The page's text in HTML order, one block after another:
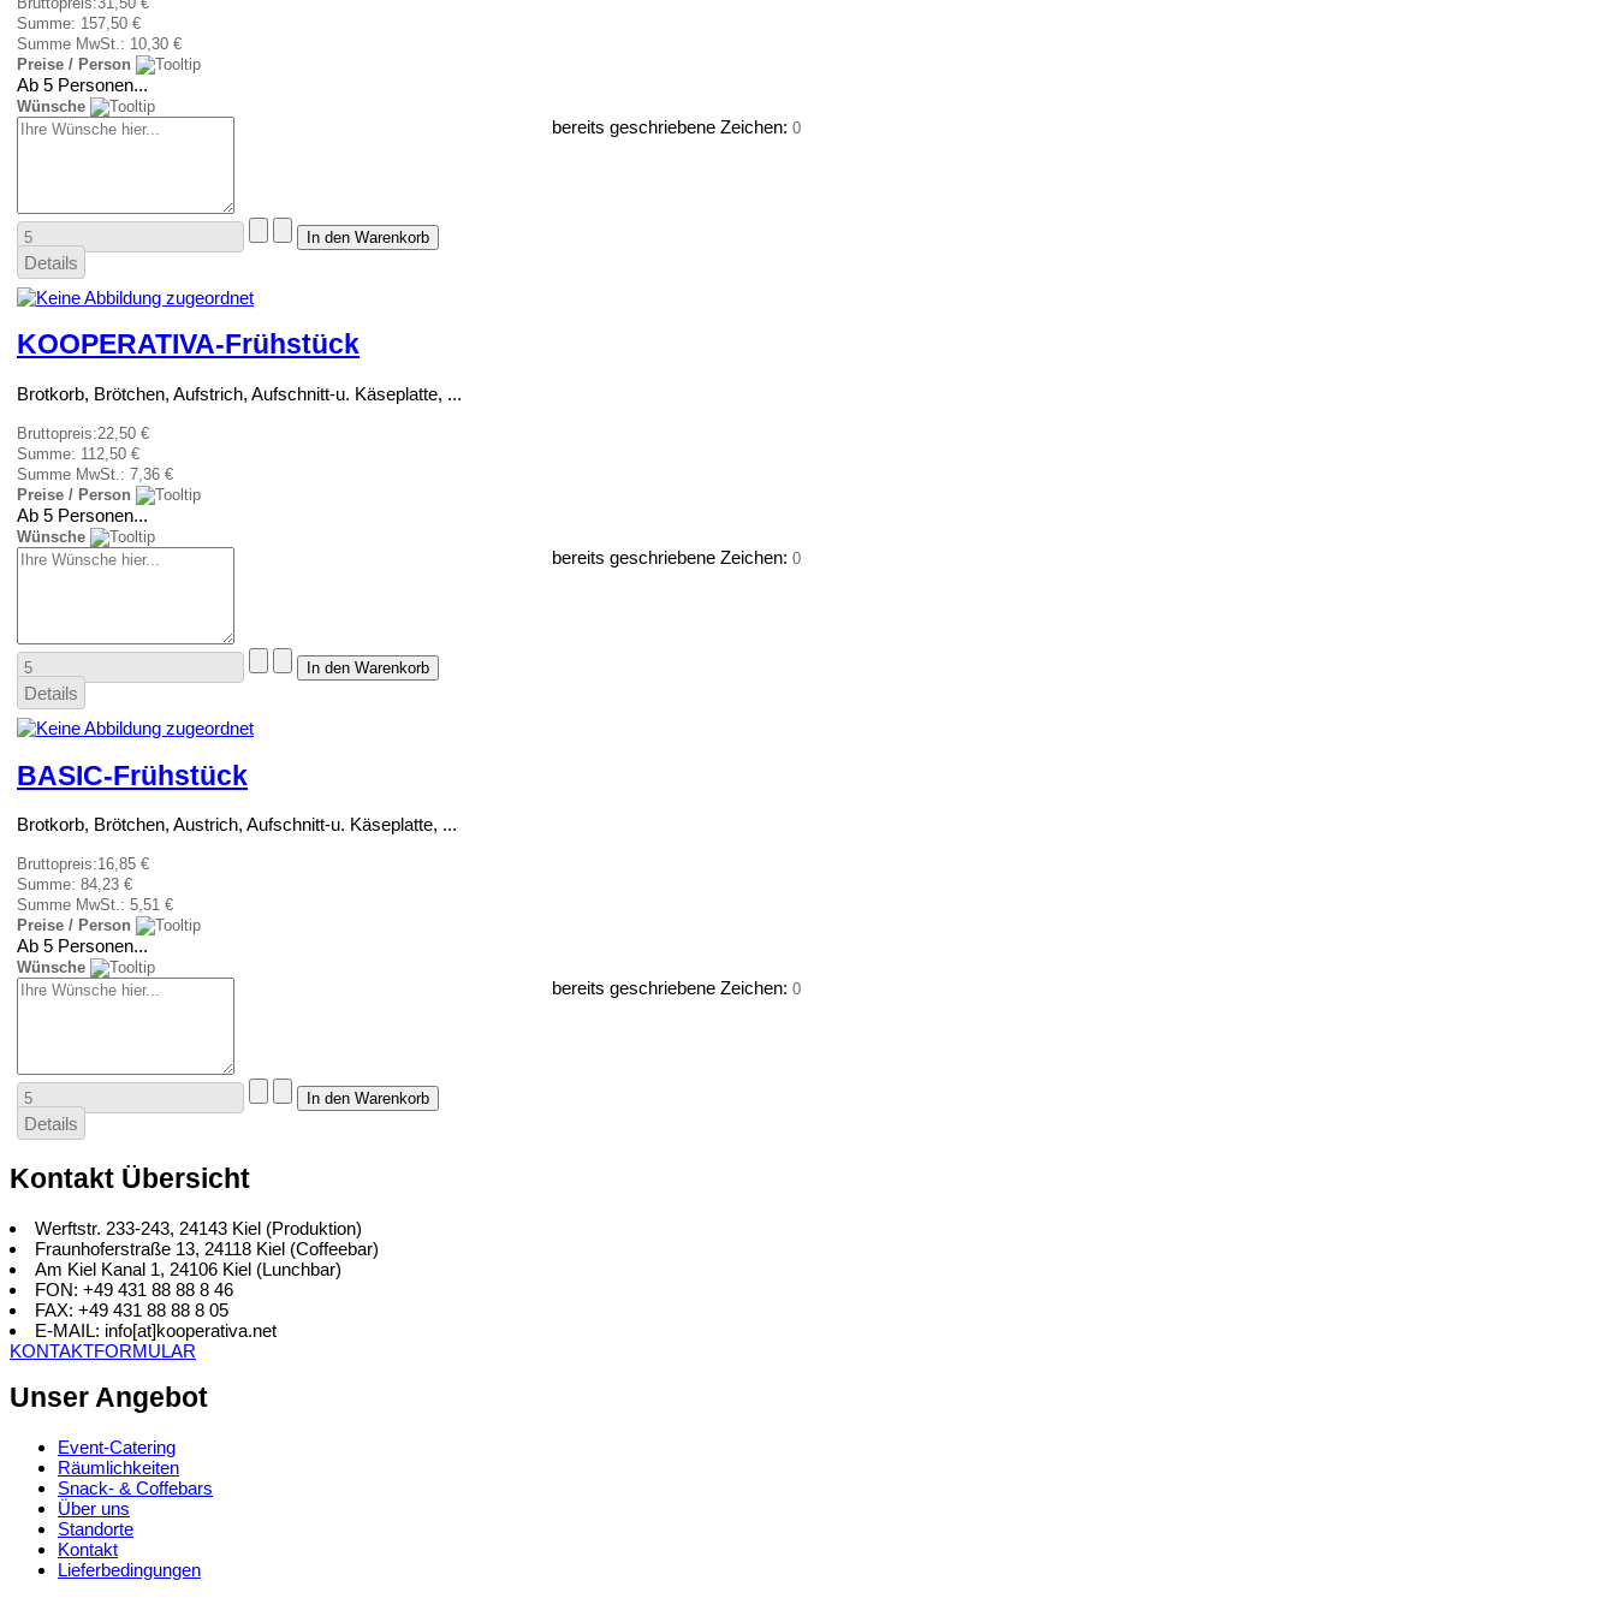
Summe: 157,50 €
Summe MwSt.: 10,30 €
Preise / Person
Ab 5 Personen...
Wünsche
bereits geschriebene Zeichen: 0
Details
KOOPERATIVA-Frühstück
Brotkorb, Brötchen, Aufstrich, Aufschnitt-u. Käseplatte, ...
Bruttopreis:22,50 €
Summe: 112,50 €
Summe MwSt.: 7,36 €
Preise / Person
Ab 5 Personen...
Wünsche
bereits geschriebene Zeichen: 0
Details
BASIC-Frühstück
Brotkorb, Brötchen, Austrich, Aufschnitt-u. Käseplatte, ...
Bruttopreis:16,85 €
Summe: 84,23 €
Summe MwSt.: 5,51 €
Preise / Person
Ab 5 Personen...
Wünsche
bereits geschriebene Zeichen: 0
Details
Kontakt Übersicht
Werftstr. 233-243, 24143 Kiel (Produktion)
Fraunhoferstraße 13, 24118 Kiel (Coffeebar)
Am Kiel Kanal 1, 24106 Kiel (Lunchbar)
FON: +49 431 88 88 8 46
FAX: +49 431 88 88 8 05
E-MAIL: info[at]kooperativa.net
KONTAKTFORMULAR
Unser Angebot
Event-Catering
Räumlichkeiten
Snack- & Coffebars
Über uns
Standorte
Kontakt
Lieferbedingungen